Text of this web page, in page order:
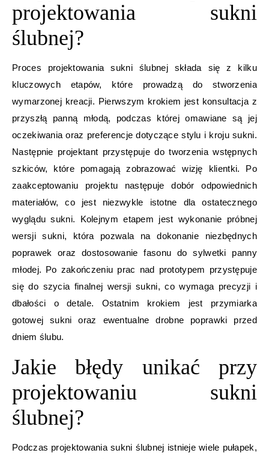
projektowania sukni
ślubnej?
Proces projektowania sukni ślubnej składa się z kilku
kluczowych etapów, które prowadzą do stworzenia
wymarzonej kreacji. Pierwszym krokiem jest konsultacja z
przyszłą panną młodą, podczas której omawiane są jej
oczekiwania oraz preferencje dotyczące stylu i kroju sukni.
Następnie projektant przystępuje do tworzenia wstępnych
szkiców, które pomagają zobrazować wizję klientki. Po
zaakceptowaniu projektu następuje dobór odpowiednich
materiałów, co jest niezwykle istotne dla ostatecznego
wyglądu sukni. Kolejnym etapem jest wykonanie próbnej
wersji sukni, która pozwala na dokonanie niezbędnych
poprawek oraz dostosowanie fasonu do sylwetki panny
młodej. Po zakończeniu prac nad prototypem przystępuje
się do szycia finalnej wersji sukni, co wymaga precyzji i
dbałości o detale. Ostatnim krokiem jest przymiarka
gotowej sukni oraz ewentualne drobne poprawki przed
dniem ślubu.
Jakie błędy unikać przy
projektowaniu sukni
ślubnej?
Podczas projektowania sukni ślubnej istnieje wiele pułapek,